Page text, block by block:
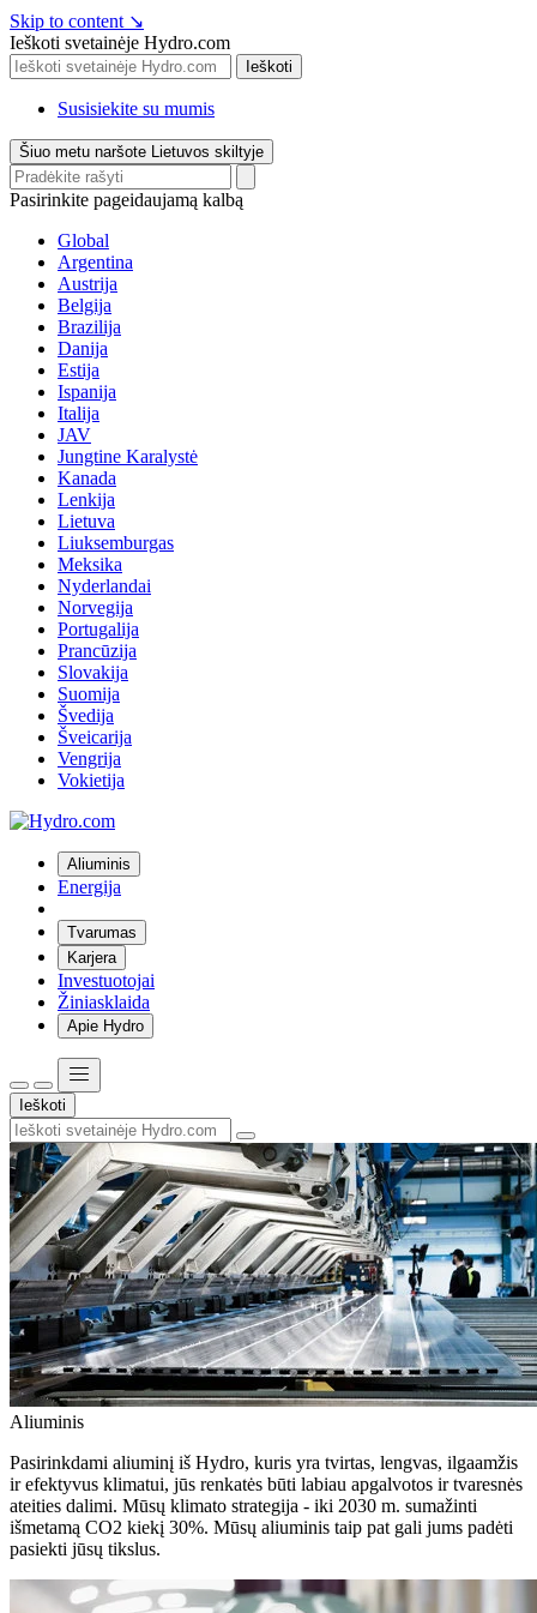
Skip to content ↘
Ieškoti svetainėje Hydro.com
Ieškoti
Susisiekite su mumis
Šiuo metu naršote Lietuvos skiltyje
Pasirinkite pageidaujamą kalbą
Global
Argentina
Austrija
Belgija
Brazilija
Danija
Estija
Ispanija
Italija
JAV
Jungtine Karalystė
Kanada
Lenkija
Lietuva
Liuksemburgas
Meksika
Nyderlandai
Norvegija
Portugalija
Prancūzija
Slovakija
Suomija
Švedija
Šveicarija
Vengrija
Vokietija
Aliuminis
Energija
Tvarumas
Karjera
Investuotojai
Žiniasklaida
Apie Hydro
Ieškoti
Aliuminis
Pasirinkdami aliuminį iš Hydro, kuris yra tvirtas, lengvas, ilgaamžis
ir efektyvus klimatui, jūs renkatės būti labiau apgalvotos ir tvaresnės
ateities dalimi. Mūsų klimato strategija - iki 2030 m. sumažinti
išmetamą CO2 kiekį 30%. Mūsų aliuminis taip pat gali jums padėti
pasiekti jūsų tikslus.